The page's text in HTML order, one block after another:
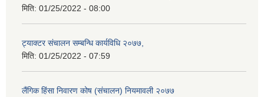
मिति: 01/25/2022 - 08:00
ट्याक्टर संचालन सम्बन्धि कार्यविधि २०७७,
मिति: 01/25/2022 - 07:59
लैंगिक हिंसा निवारण कोष (संचालन) नियमावली २०७७